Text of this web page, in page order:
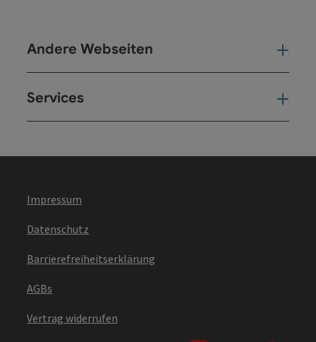
Andere Webseiten
Services
Impressum
Datenschutz
Barrierefreiheitserklärung
AGBs
Vertrag widerrufen